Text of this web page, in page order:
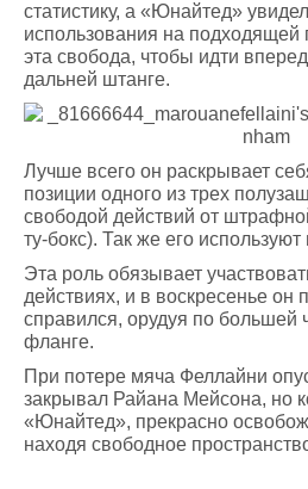
статистику, а «Юнайтед»
использования на подходящей
эта свобода, чтобы идти
дальней штанге.
Лучше всего он раскрывает
позиции одного из трех
свободой действий от
ту-бокс). Так же его
Эта роль обязывает
действиях, и в воскресенье он
справился, орудуя по большей
фланге.
При потере мяча Феллайни
закрывал Райана Мейсона, но
«Юнайтед», прекрасно
находя свободное